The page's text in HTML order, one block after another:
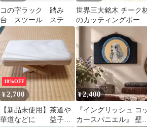
コの字ラック 踏み
台 スツール ステッ
プ台
世界三大銘木 チーク
のカッティングボード
31cm 木製まな板 ハン
ドメイド
10%OFF
¥2,700
【新品未使用】茶道や
華道などに 益子工
¥2,400
『イングリッシュ コ
カースパニエル』 壁